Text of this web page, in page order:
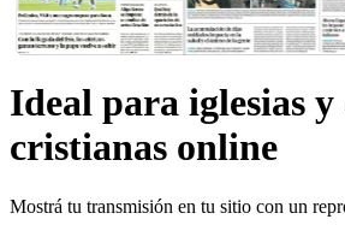
Ideal para iglesias y
cristianas online
Mostrá tu transmisión en tu sitio con un